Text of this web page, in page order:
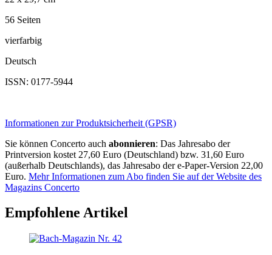
56 Seiten
vierfarbig
Deutsch
ISSN: 0177-5944
Informationen zur Produktsicherheit (GPSR)
Sie können Concerto auch abonnieren: Das Jahresabo der
Printversion kostet 27,60 Euro (Deutschland) bzw. 31,60 Euro
(außerhalb Deutschlands), das Jahresabo der e-Paper-Version 22,00
Euro. Mehr Informationen zum Abo finden Sie auf der Website des
Magazins Concerto
Empfohlene Artikel